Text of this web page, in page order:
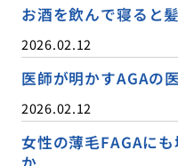
お酒を飲んで寝ると
2026.02.12
医師が明かすAGAの
2026.02.12
女性の薄毛FAGAに